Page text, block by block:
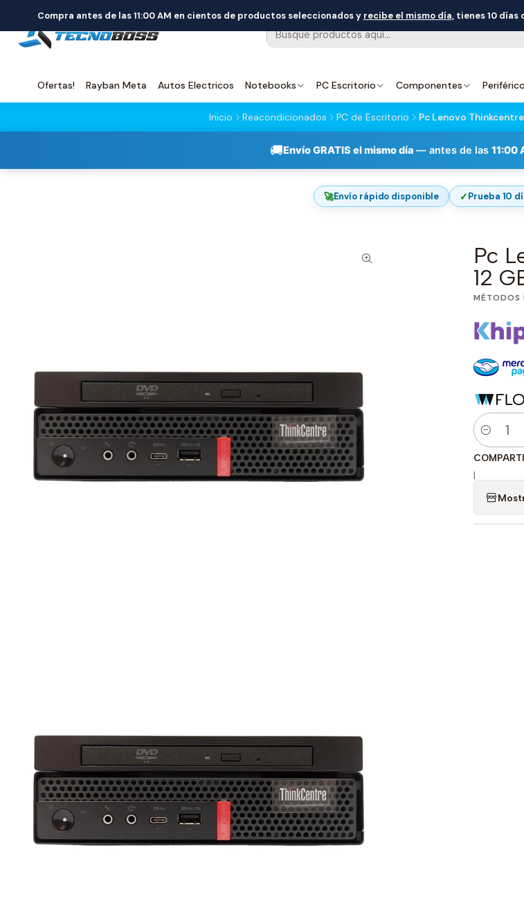
Ofertas! Rayban Meta Autos Electricos Notebooks PC Escritorio Componentes
Compra antes de las 11:00 AM en cientos de productos seleccionados y recibe el mismo día, tienes 10 días
Inicio Reacondicionados PC de Escritorio Pc Lenovo
🚚Envío GRATIS el mismo día— antes de las 11:00
🚀Envío rápido disponible ✓Prueba 10
Pc
12
MÉTODOS
Cantidad
|